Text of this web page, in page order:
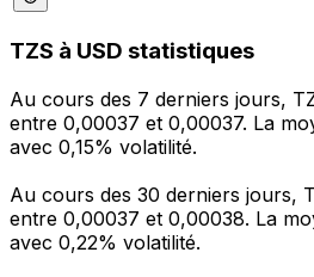
TZS à USD statistiques
Au cours des 7 derniers jours,
entre 0,00037 et 0,00037. La
avec 0,15% volatilité.
Au cours des 30 derniers jours,
entre 0,00037 et 0,00038. La
avec 0,22% volatilité.